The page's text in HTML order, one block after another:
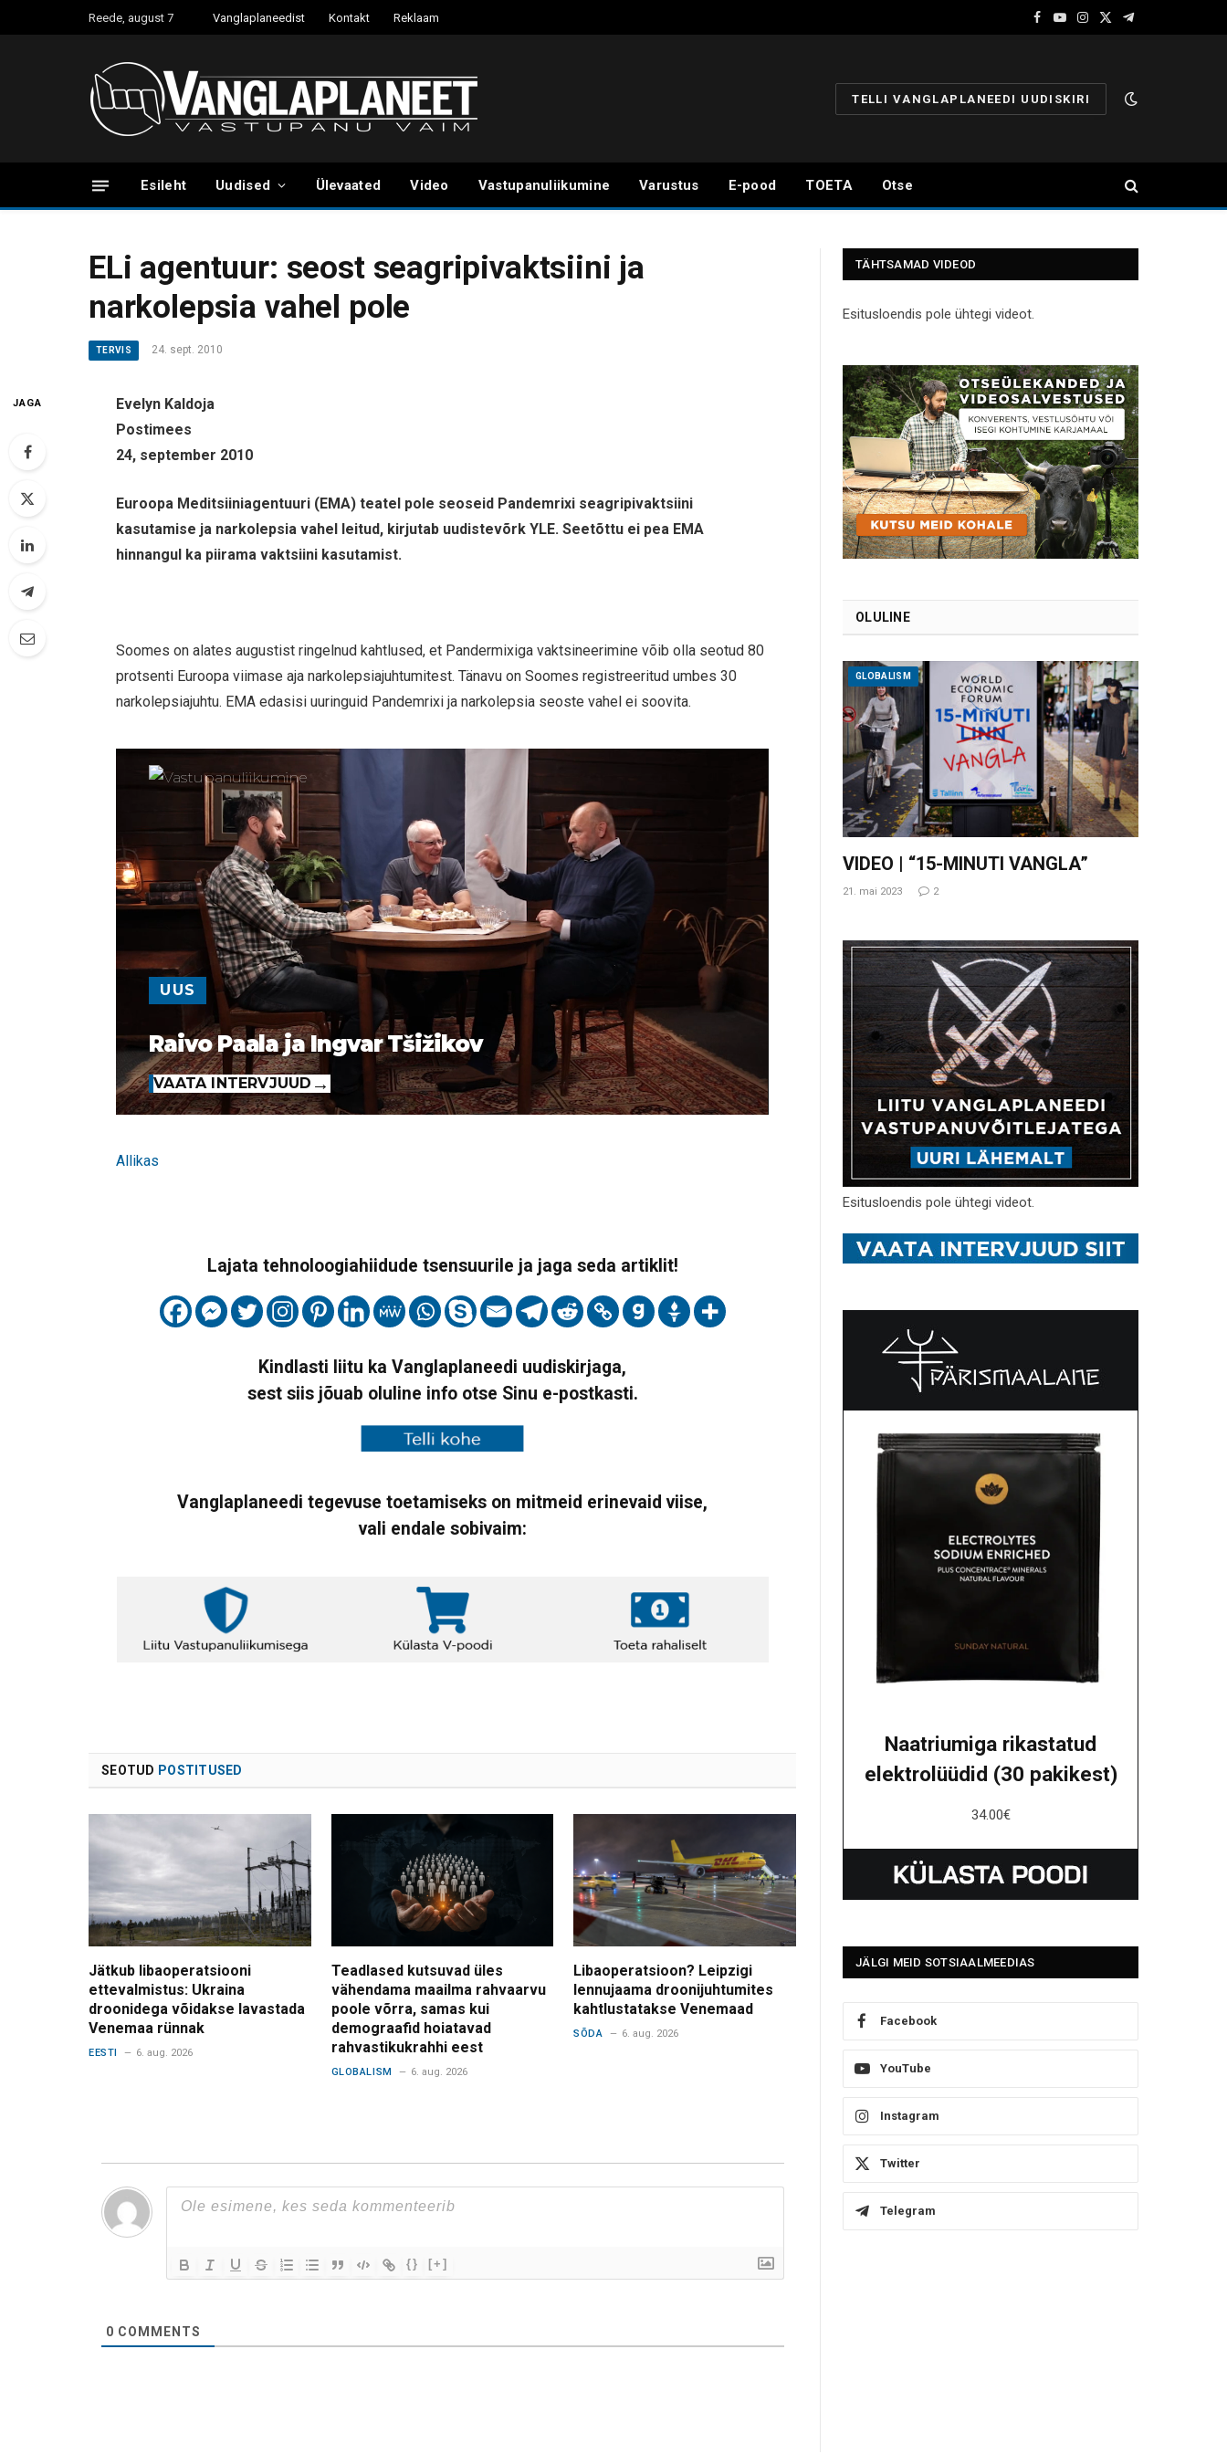
Reede, august 7 Vanglaplaneedist Kontakt Reklaam
Facebook
YouTube
Instagram
X
Telegram
TELLI VANGLAPLANEEDI UUDISKIRI
Esileht Uudised Ülevaated Video Vastupanuliikumine Varustus E-pood TOETA Otse
ELi agentuur: seost seagripivaktsiini ja
narkolepsia vahel pole
TERVIS 24. sept. 2010
JAGA
Evelyn Kaldoja
Postimees
24, september 2010
Euroopa Meditsiiniagentuuri (EMA) teatel pole seoseid Pandemrixi seagripivaktsiini
kasutamise ja narkolepsia vahel leitud, kirjutab uudistevõrk YLE. Seetõttu ei pea EMA
hinnangul ka piirama vaktsiini kasutamist.
Soomes on alates augustist ringelnud kahtlused, et Pandermixiga vaktsineerimine võib olla seotud 80
protsenti Euroopa viimase aja narkolepsiajuhtumitest. Tänavu on Soomes registreeritud umbes 30
narkolepsiajuhtu. EMA edasisi uuringuid Pandemrixi ja narkolepsia seoste vahel ei soovita.
UUS
Raivo Paala ja Ingvar Tšižikov
VAATA INTERVJUUD
Allikas
Lajata tehnoloogiahiidude tsensuurile ja jaga seda artiklit!
Kindlasti liitu ka Vanglaplaneedi uudiskirjaga,
sest siis jõuab oluline info otse Sinu e-postkasti.
Vanglaplaneedi tegevuse toetamiseks on mitmeid erinevaid viise,
vali endale sobivaim:
SEOTUD POSTITUSED
Jätkub libaoperatsiooni
ettevalmistus: Ukraina
droonidega võidakse lavastada
Venemaa rünnak
EESTI 6. aug. 2026
Teadlased kutsuvad üles
vähendama maailma rahvaarvu
poole võrra, samas kui
demograafid hoiatavad
rahvastikukrahhi eest
GLOBALISM 6. aug. 2026
Libaoperatsioon? Leipzigi
lennujaama droonijuhtumites
kahtlustatakse Venemaad
SÕDA 6. aug. 2026
{} [+]
0 COMMENTS
TÄHTSAMAD VIDEOD
Esitusloendis pole ühtegi videot.
OLULINE
GLOBALISM
VIDEO | “15-MINUTI VANGLA”
21. mai 2023 2
Esitusloendis pole ühtegi videot.
Naatriumiga rikastatud
elektrolüüdid (30 pakikest)
34.00€
JÄLGI MEID SOTSIAALMEEDIAS
Facebook
YouTube
Instagram
Twitter
Telegram